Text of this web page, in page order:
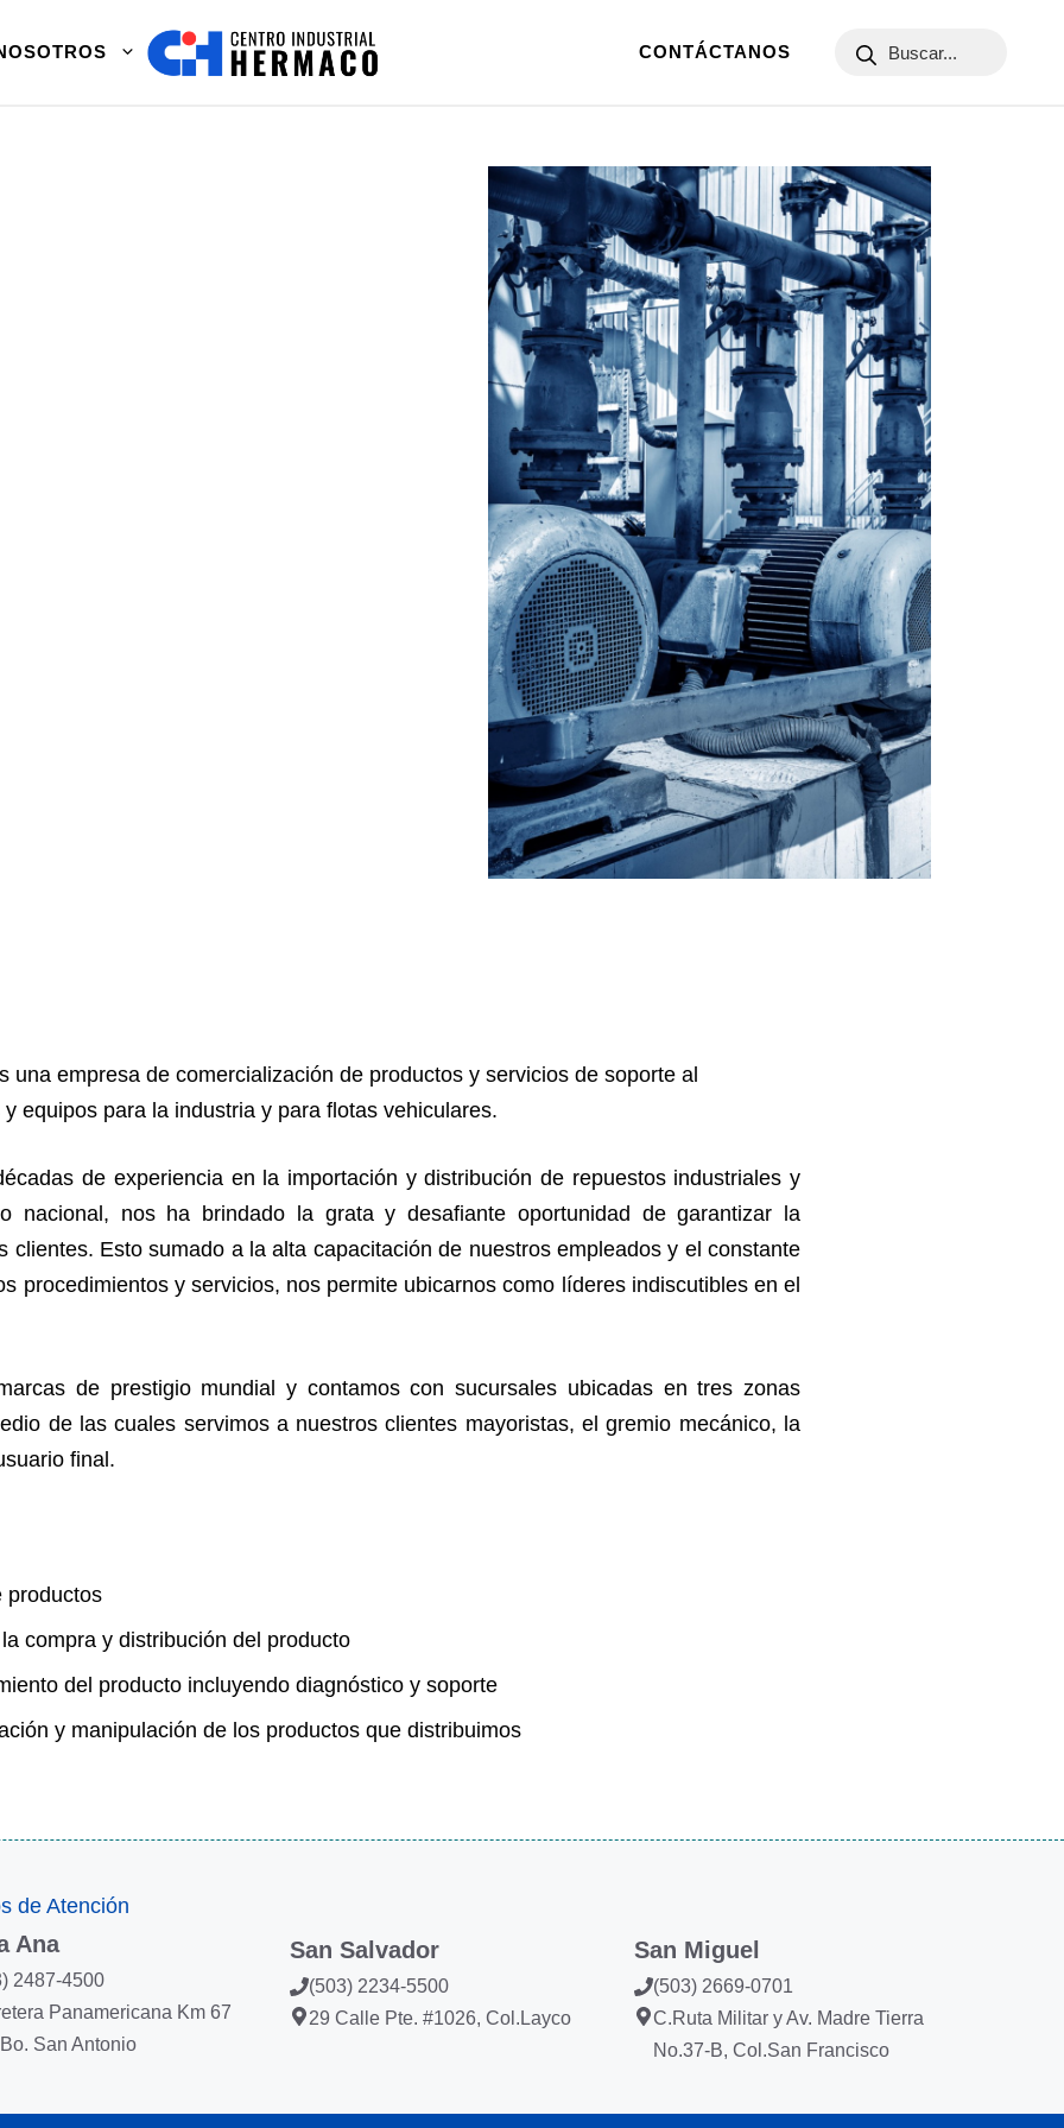
CONTÁCTANOS
una empresa de comercialización de productos y servicios de soporte al
equipos para la industria y para flotas vehiculares.
de experiencia en la importación y distribución de repuestos industriales y
nacional, nos ha brindado la grata y desafiante oportunidad de garantizar la
clientes. Esto sumado a la alta capacitación de nuestros empleados y el constante
procedimientos y servicios, nos permite ubicarnos como líderes indiscutibles en el
de prestigio mundial y contamos con sucursales ubicadas en tres zonas
de las cuales servimos a nuestros clientes mayoristas, el gremio mecánico, la
final.
productos
compra y distribución del producto
del producto incluyendo diagnóstico y soporte
y manipulación de los productos que distribuimos
de Atención
Ana
2487-4500
Panamericana Km 67
San Antonio
San Salvador
(503) 2234-5500
29 Calle Pte. #1026, Col.Layco
San Miguel
(503) 2669-0701
C.Ruta Militar y Av. Madre Tierra
No.37-B, Col.San Francisco